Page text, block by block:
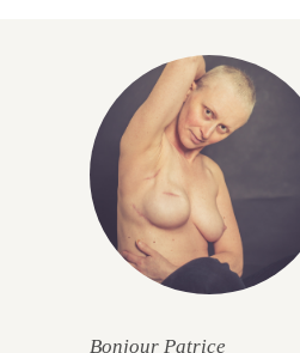
Bonjour Patrice